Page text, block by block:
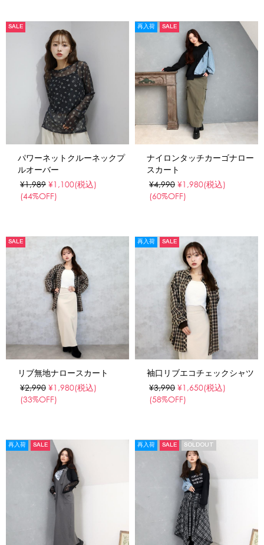
SALE
パワーネットクルーネックプ
ルオーバー
¥1,989 ¥1,100(税込)
(44%OFF)
再入荷 SALE
ナイロンタッチカーゴナロー
スカート
¥4,990 ¥1,980(税込)
(60%OFF)
SALE
リブ無地ナロースカート
¥2,990 ¥1,980(税込)
(33%OFF)
再入荷 SALE
袖口リブエコチェックシャツ
¥3,990 ¥1,650(税込)
(58%OFF)
再入荷 SALE 再入荷 SALE SOLDOUT